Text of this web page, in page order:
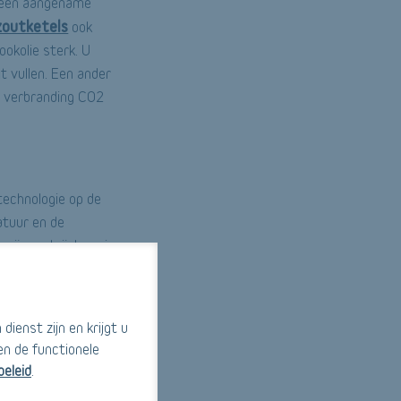
zijn en krijgt u
de functionele
ook
sterk. U
vullen. Een ander
CO2
op de
en de
zijn verkrijgbaar in
te